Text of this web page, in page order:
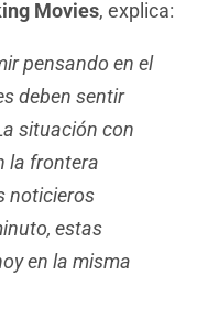
Movies, explica:
pensando en el
deben sentir
situación con
la frontera
noticieros
estas
en la misma